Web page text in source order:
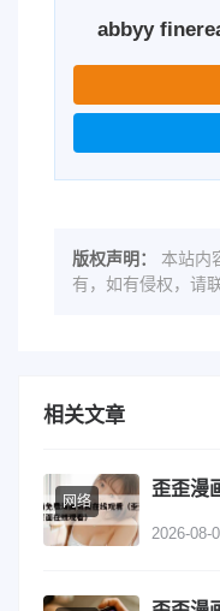
abbyy
版权声明：
本站内
有，如有侵权，请
相关文章
网络
2026-08-